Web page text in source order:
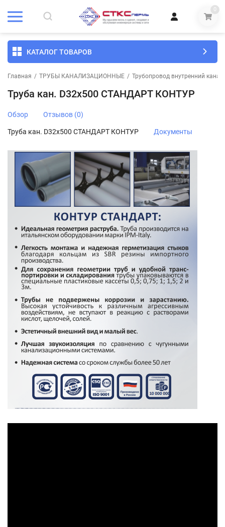
0
КАТАЛОГ ТОВАРОВ
Главная / ТРУБЫ КАНАЛИЗАЦИОННЫЕ / Трубопровод внутренний
Труба кан. D32х500 СТАНДАРТ КОНТУР
Обзор Отзывов (0)
Труба кан. D32х500 СТАНДАРТ КОНТУР Документы